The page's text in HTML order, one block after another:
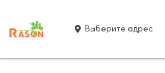
Выберите адрес